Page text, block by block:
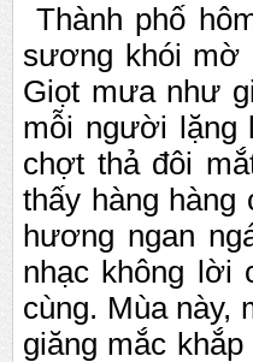
Thành phố
sương khói mờ
Giọt mưa như gi
mỗi người lặng l
chợt thảđôi mắ
thấy hàng hàng
hương ngan
nhạc không lời
cùng. Mùa này,
giăng mắc khắp